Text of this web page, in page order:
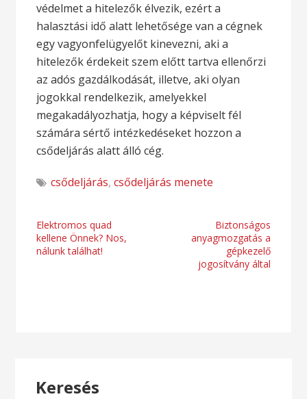
védelmet a hitelezők élvezik, ezért a
halasztási idő alatt lehetősége van a cégnek
egy vagyonfelügyelőt kinevezni, aki a
hitelezők érdekeit szem előtt tartva ellenőrzi
az adós gazdálkodását, illetve, aki olyan
jogokkal rendelkezik, amelyekkel
megakadályozhatja, hogy a képviselt fél
számára sértő intézkedéseket hozzon a
csődeljárás alatt álló cég.
csődeljárás,csődeljárás menete
Bejegyzés
navigáció
Elektromos quad
kellene Önnek? Nos,
nálunk találhat!
Biztonságos
anyagmozgatás a
gépkezelő
jogosítvány által
Keresés